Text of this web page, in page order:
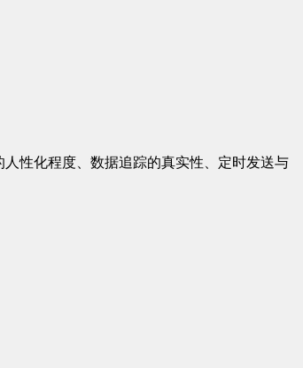
性化程度、数据追踪的真实性、定时发送与